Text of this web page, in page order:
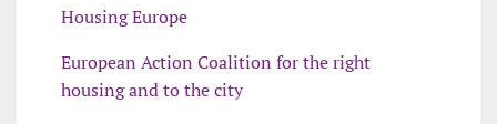
Housing Europe
European Action Coalition for the right
housing and to the city